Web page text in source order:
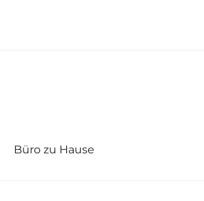
Büro zu Hause